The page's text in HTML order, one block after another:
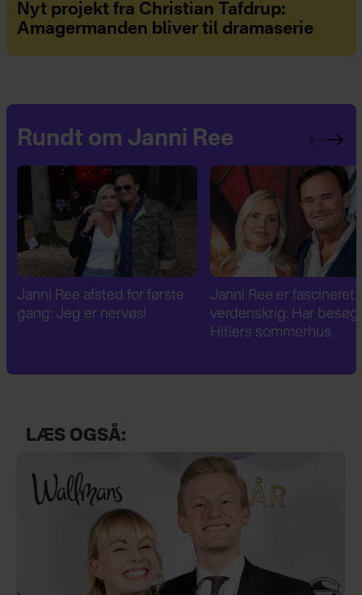
Nyt projekt fra Christian Tafdrup:
Amagermanden bliver til dramaserie
Rundt om Janni Ree
Janni Ree er fascineret af 2.
verdenskrig: Har besøgt
Janni Ree bryder
tavsheden: "Det er
fuldstændig absurd"
LÆS OGSÅ: